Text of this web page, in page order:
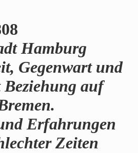
Hamburg
Gegenwart und
auf
Erfahrungen
Zeiten